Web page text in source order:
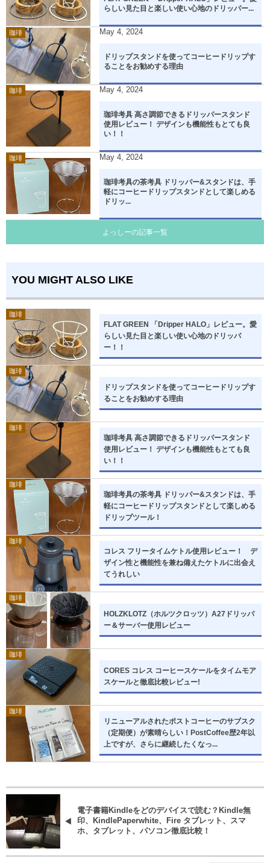
らしい見た目と楽しい使い心地のドリッパー...
珈琲 May 4 2024
ドリップスタンドを使ってコーヒードリップす
ることをお勧めする理由
珈琲 May 4 2024
珈琲考具 高さ調節できるドリッパースタンド
使用レビュー！ デザインも機能性もとても良
い！！
珈琲 May 4 2024
珈琲考具の茶考具 ドリッパー&スタンドは、手
軽にコーヒードリップスタンドとして楽しめる
ドリッ...
よっしーの記事一覧
YOU MIGHT ALSO LIKE
珈琲
FLAT GREEN 「Dripper HALO」レビュー。愛
らしい見た目と楽しい使い心地のドリッパ
ー！！
珈琲
ドリップスタンドを使ってコーヒードリップす
ることをお勧めする理由
珈琲
珈琲考具 高さ調節できるドリッパースタンド
使用レビュー！ デザインも機能性もとても良
い！！
珈琲
珈琲考具の茶考具 ドリッパー&スタンドは、手
軽にコーヒードリップスタンドとして楽しめる
ドリップツール！
珈琲
コレス フリータイムケトル使用レビュー！ デ
ザイン性と機能性を兼ね備えたケトルに出会え
てうれしい
珈琲
HOLZKLOTZ（ホルツクロッツ）A27ドリッパ
ー＆サーバー使用レビュー
珈琲
CORES コレス コーヒースケールをタイムモア
スケールと徹底比較レビュー!
珈琲
リニューアルされたポストコーヒーのサブスク
（定期便）が素晴らしい！PostCoffee歴2年以
上ですが、さらに継続したくなっ...
電子書籍Kindleをどのデバイスで読む？Kindle無
印、KindlePaperwhite、Fire タブレット、スマ
ホ、タブレット、パソコン徹底比較！